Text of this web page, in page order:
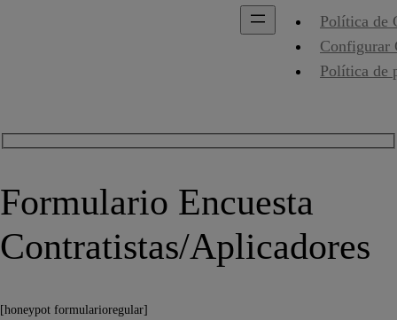
Política de
Configurar
Política de
Formulario Encuesta
Contratistas/Aplicadores
[honeypot formularioregular]